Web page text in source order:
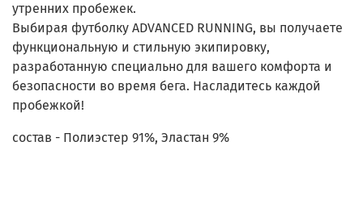
утренних пробежек.
Выбирая футболку ADVANCED RUNNING, вы получаете
функциональную и стильную экипировку,
разработанную специально для вашего комфорта и
безопасности во время бега. Насладитесь каждой
пробежкой!
состав - Полиэстер 91%, Эластан 9%